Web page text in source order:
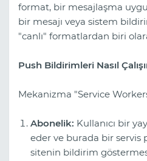
format, bir mesajlaşma
bir mesajı veya sistem
"canlı" formatlardan biri
Push Bildirimleri Nasıl
Mekanizma "Service
Abonelik: Kullanıcı bir
eder ve burada bir servis
sitenin bildirim